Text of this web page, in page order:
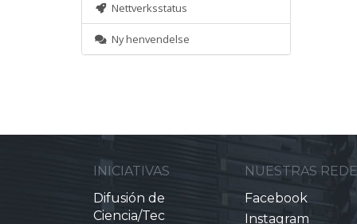
Nettverksstatus
Ny henvendelse
INICIATIVAS
Difusión de
Ciencia/Tec
NUESTRAS
Facebook
Instagram